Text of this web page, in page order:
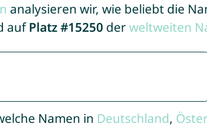
analysieren wir, wie beliebt die
auf Platz #15250 derweltweiten
Namen in Deutschland,